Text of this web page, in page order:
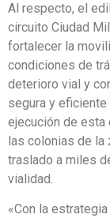
Al respecto, el
circuito Ciudad
fortalecer la
condiciones de
deterioro vial y
segura y
ejecución de esta
las colonias de la
traslado a miles
vialidad.
«Con la